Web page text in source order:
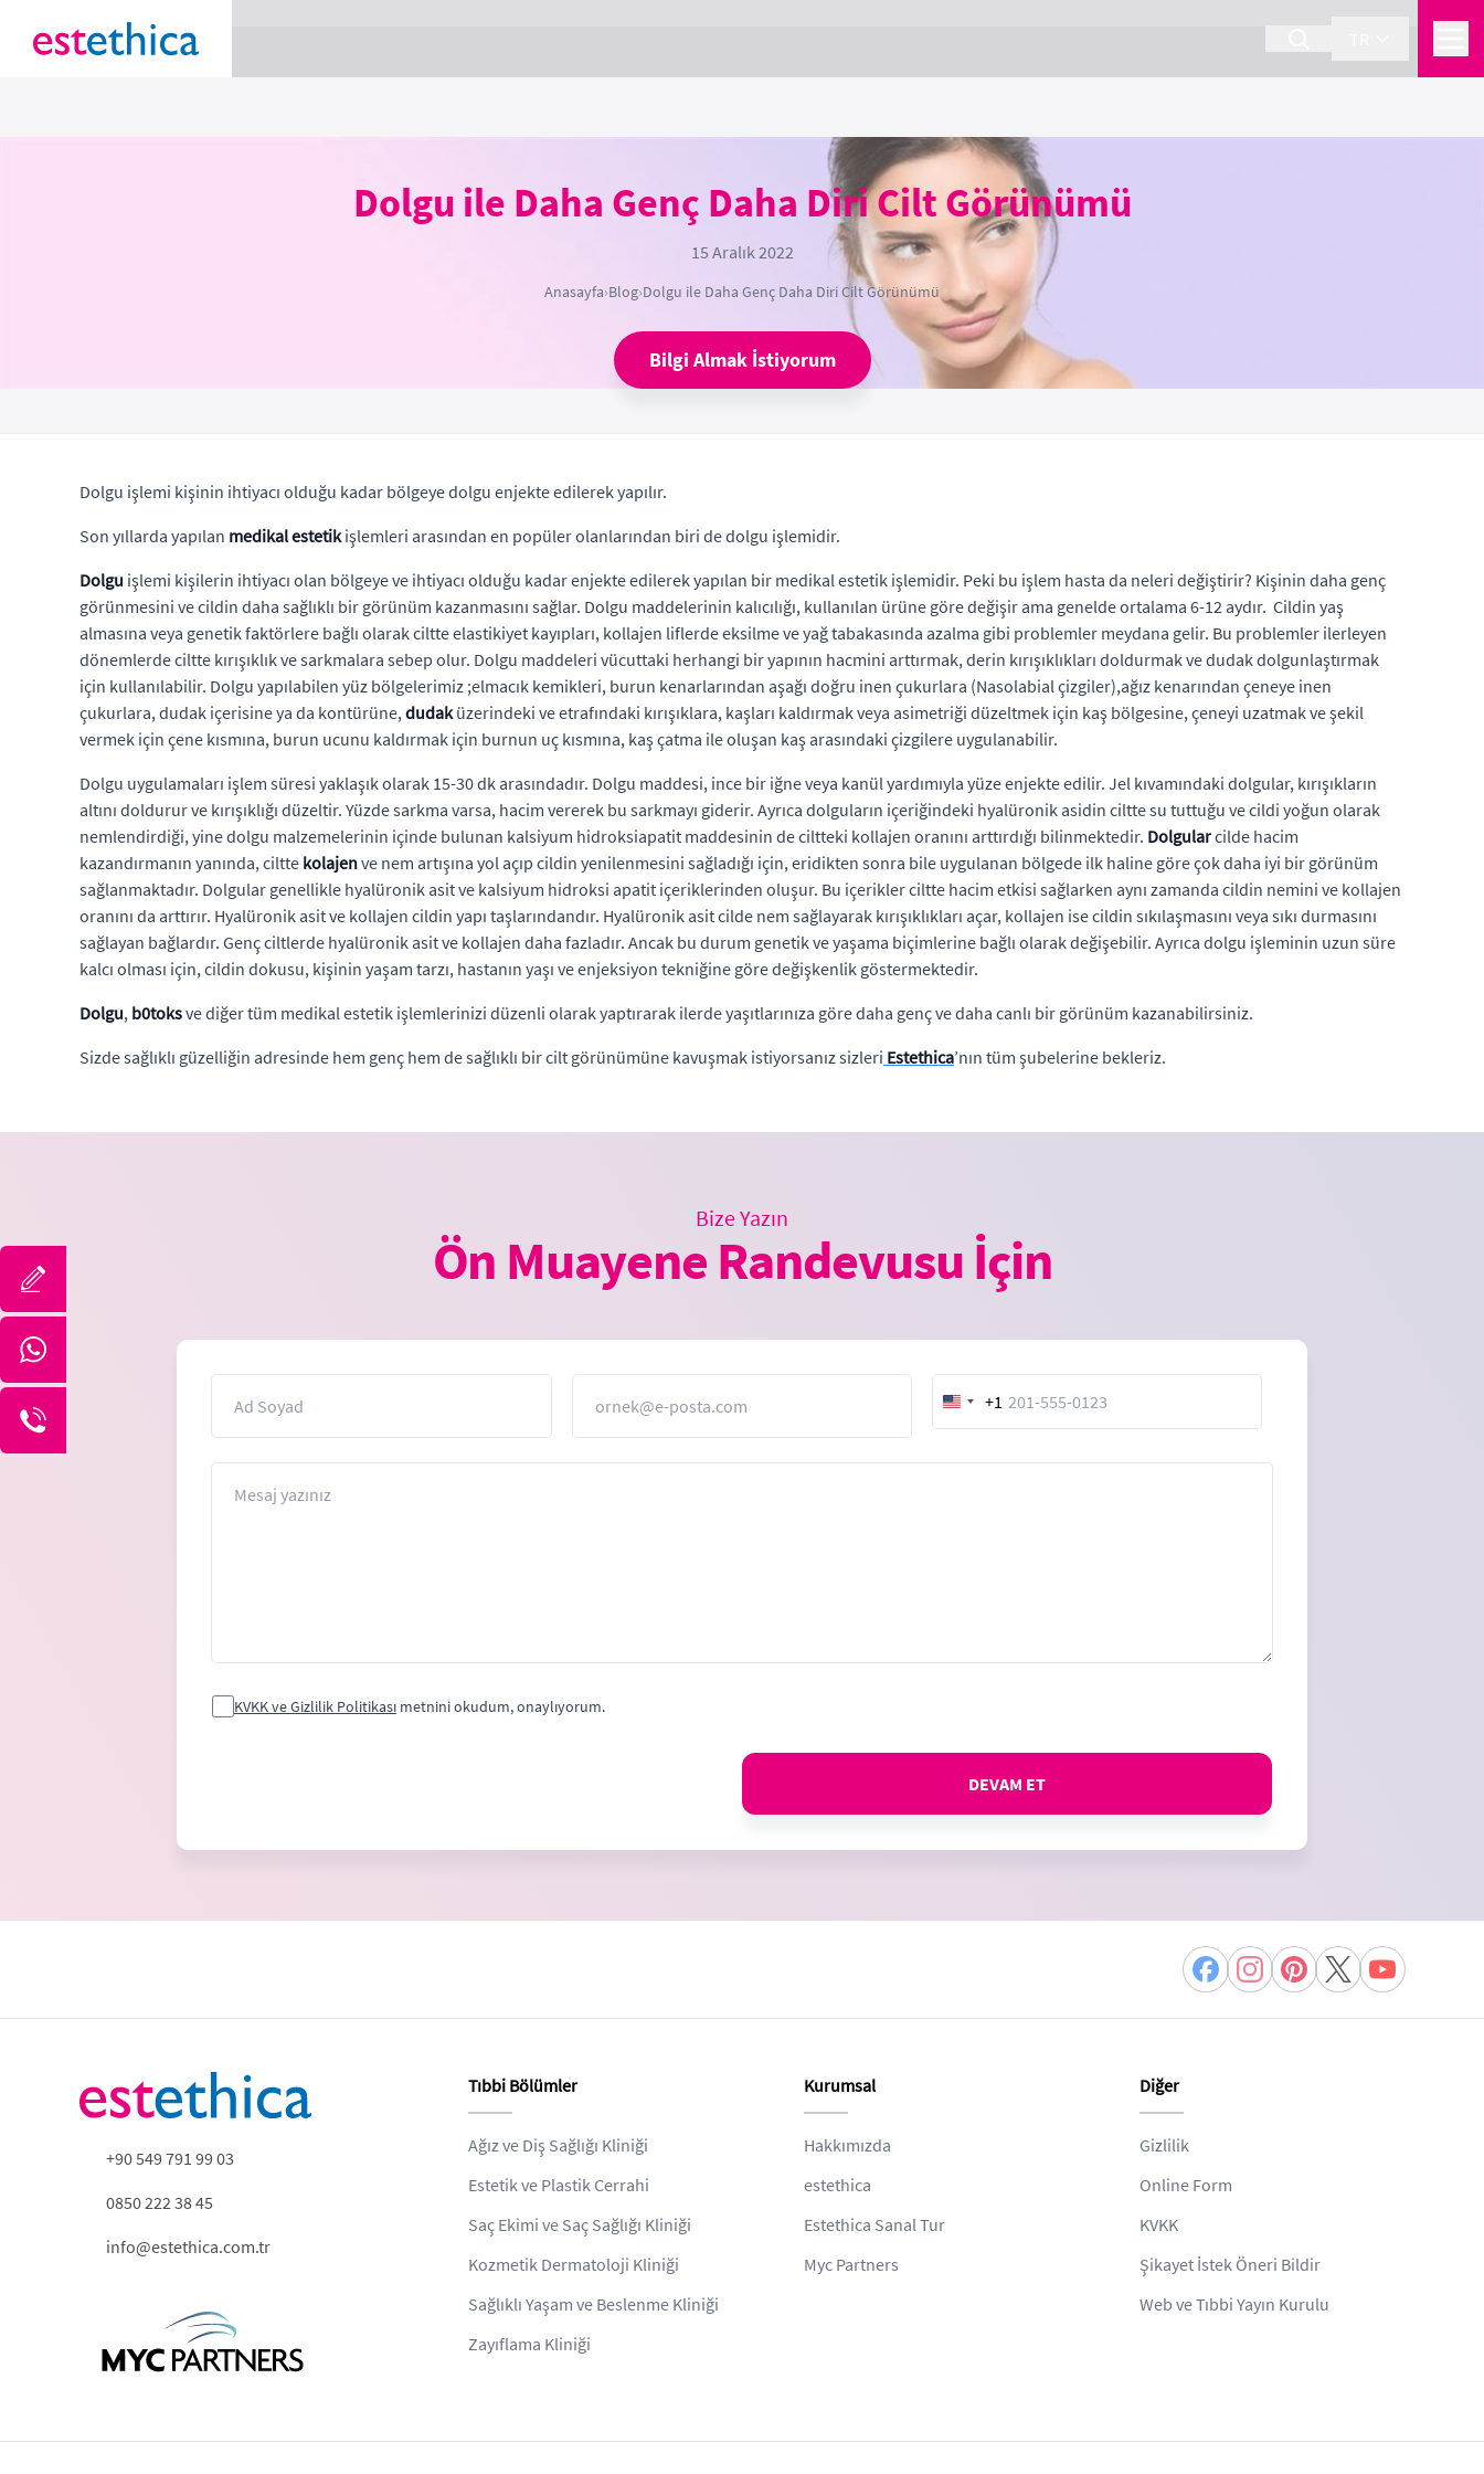
Dolgu ile Daha Genç Daha Diri Cilt Görünümü
15 Aralık 2022
Anasayfa›Blog›Dolgu ile Daha Genç Daha Diri Cilt Görünümü
Bilgi Almak İstiyorum
Dolgu işlemi kişinin ihtiyacı olduğu kadar bölgeye dolgu enjekte edilerek yapılır.
Son yıllarda yapılan medikal estetikişlemleri arasından en popüler olanlarından biri de dolgu işlemidir.
Dolgu işlemi kişilerin ihtiyacı olan bölgeye ve ihtiyacı olduğu kadar enjekte edilerek yapılan bir medikal estetik işlemidir. Peki bu işlem hasta da neleri değiştirir? Kişinin daha genç
görünmesini ve cildin daha sağlıklı bir görünüm kazanmasını sağlar. Dolgu maddelerinin kalıcılığı, kullanılan ürüne göre değişir ama genelde ortalama 6-12 aydır. Cildin yaş
almasına veya genetik faktörlere bağlı olarak ciltte elastikiyet kayıpları, kollajen liflerde eksilme ve yağ tabakasında azalma gibi problemler meydana gelir. Bu problemler ilerleyen
dönemlerde ciltte kırışıklık ve sarkmalara sebep olur. Dolgu maddeleri vücuttaki herhangi bir yapının hacmini arttırmak, derin kırışıklıkları doldurmak ve dudak dolgunlaştırmak
için kullanılabilir. Dolgu yapılabilen yüz bölgelerimiz ;elmacık kemikleri, burun kenarlarından aşağı doğru inen çukurlara (Nasolabial çizgiler),ağız kenarından çeneye inen
çukurlara, dudak içerisine ya da kontürüne,dudaküzerindeki ve etrafındaki kırışıklara, kaşları kaldırmak veya asimetriği düzeltmek için kaş bölgesine, çeneyi uzatmak ve şekil
vermek için çene kısmına, burun ucunu kaldırmak için burnun uç kısmına, kaş çatma ile oluşan kaş arasındaki çizgilere uygulanabilir.
Dolgu uygulamaları işlem süresi yaklaşık olarak 15-30 dk arasındadır. Dolgu maddesi, ince bir iğne veya kanül yardımıyla yüze enjekte edilir. Jel kıvamındaki dolgular, kırışıkların
altını doldurur ve kırışıklığı düzeltir. Yüzde sarkma varsa, hacim vererek bu sarkmayı giderir. Ayrıca dolguların içeriğindeki hyalüronik asidin ciltte su tuttuğu ve cildi yoğun olarak
nemlendirdiği, yine dolgu malzemelerinin içinde bulunan kalsiyum hidroksiapatit maddesinin de ciltteki kollajen oranını arttırdığı bilinmektedir. Dolgularcilde hacim
kazandırmanın yanında, ciltte kolajenve nem artışına yol açıp cildin yenilenmesini sağladığı için, eridikten sonra bile uygulanan bölgede ilk haline göre çok daha iyi bir görünüm
sağlanmaktadır. Dolgular genellikle hyalüronik asit ve kalsiyum hidroksi apatit içeriklerinden oluşur. Bu içerikler ciltte hacim etkisi sağlarken aynı zamanda cildin nemini ve kollajen
oranını da arttırır. Hyalüronik asit ve kollajen cildin yapı taşlarındandır. Hyalüronik asit cilde nem sağlayarak kırışıklıkları açar, kollajen ise cildin sıkılaşmasını veya sıkı durmasını
sağlayan bağlardır. Genç ciltlerde hyalüronik asit ve kollajen daha fazladır. Ancak bu durum genetik ve yaşama biçimlerine bağlı olarak değişebilir. Ayrıca dolgu işleminin uzun süre
kalcı olması için, cildin dokusu, kişinin yaşam tarzı, hastanın yaşı ve enjeksiyon tekniğine göre değişkenlik göstermektedir.
Dolgu, b0toksve diğer tüm medikal estetik işlemlerinizi düzenli olarak yaptırarak ilerde yaşıtlarınıza göre daha genç ve daha canlı bir görünüm kazanabilirsiniz.
Sizde sağlıklı güzelliğin adresinde hem genç hem de sağlıklı bir cilt görünümüne kavuşmak istiyorsanız sizleri Estethica’nın tüm şubelerine bekleriz.
Bize Yazın
Ön Muayene Randevusu İçin
United
States
+1
+1
KVKK ve Gizlilik Politikası metnini okudum, onaylıyorum.
DEVAM ET
+90 549 791 99 03
0850 222 38 45
info@estethica.com.tr
Tıbbi Bölümler
Ağız ve Diş Sağlığı Kliniği
Estetik ve Plastik Cerrahi
Saç Ekimi ve Saç Sağlığı Kliniği
Kozmetik Dermatoloji Kliniği
Sağlıklı Yaşam ve Beslenme Kliniği
Zayıflama Kliniği
Kurumsal
Hakkımızda
estethica
Estethica Sanal Tur
Myc Partners
Diğer
Gizlilik
Online Form
KVKK
Şikayet İstek Öneri Bildir
Web ve Tıbbi Yayın Kurulu